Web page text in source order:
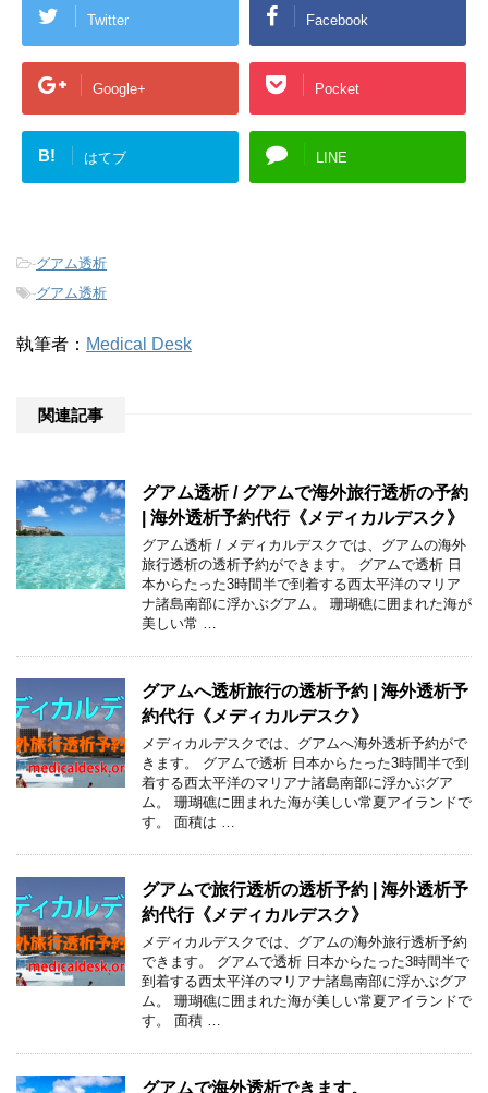
Twitter Facebook
Google+ Pocket
B! はてブ LINE
-グアム透析
-グアム透析
執筆者： Medical Desk
関連記事
グアム透析 / グアムで海外旅行透析の予約
| 海外透析予約代行《メディカルデスク》
グアム透析 / メディカルデスクでは、グアムの海外
旅行透析の透析予約ができます。 グアムで透析 日
本からたった3時間半で到着する西太平洋のマリア
ナ諸島南部に浮かぶグアム。 珊瑚礁に囲まれた海が
美しい常 …
グアムへ透析旅行の透析予約 | 海外透析予
約代行《メディカルデスク》
メディカルデスクでは、グアムへ海外透析予約がで
きます。 グアムで透析 日本からたった3時間半で到
着する西太平洋のマリアナ諸島南部に浮かぶグア
ム。 珊瑚礁に囲まれた海が美しい常夏アイランドで
す。 面積は …
グアムで旅行透析の透析予約 | 海外透析予
約代行《メディカルデスク》
メディカルデスクでは、グアムの海外旅行透析予約
できます。 グアムで透析 日本からたった3時間半で
到着する西太平洋のマリアナ諸島南部に浮かぶグア
ム。 珊瑚礁に囲まれた海が美しい常夏アイランドで
す。 面積 …
グアムで海外透析できます。